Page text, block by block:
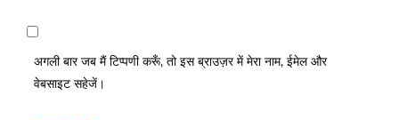
अगली बार जब मैं टिप्पणी करूँ, तो इस ब्राउज़र में मेरा नाम, ईमेल और
वेबसाइट सहेजें।